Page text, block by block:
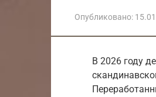
Опубликовано:
В 2026 году